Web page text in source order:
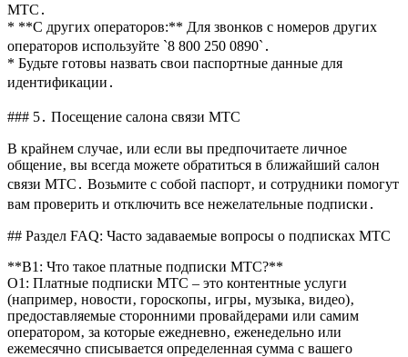
МТС․
* **С других операторов:** Для звонков с номеров других
операторов используйте `8 800 250 0890`․
* Будьте готовы назвать свои паспортные данные для
идентификации․
### 5․ Посещение салона связи МТС
В крайнем случае‚ или если вы предпочитаете личное
общение‚ вы всегда можете обратиться в ближайший салон
связи МТС․ Возьмите с собой паспорт‚ и сотрудники помогут
вам проверить и отключить все нежелательные подписки․
## Раздел FAQ: Часто задаваемые вопросы о подписках МТС
**В1: Что такое платные подписки МТС?**
О1: Платные подписки МТС – это контентные услуги
(например‚ новости‚ гороскопы‚ игры‚ музыка‚ видео)‚
предоставляемые сторонними провайдерами или самим
оператором‚ за которые ежедневно‚ еженедельно или
ежемесячно списывается определенная сумма с вашего